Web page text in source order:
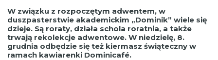
W związku z rozpoczętym adwentem, w
duszpasterstwie akademickim „Dominik” wiele się
dzieje. Są roraty, działa schola roratnia, a także
trwają rekolekcje adwentowe. W niedzielę, 8.
grudnia odbędzie się też kiermasz świąteczny w
ramach kawiarenki Dominicafé.